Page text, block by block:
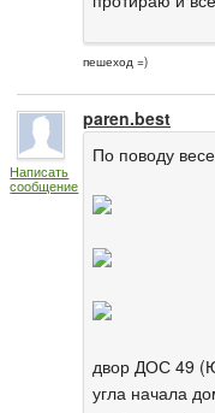
пешеход =)
Написать
сообщение
paren.best
По поводу
двор ДОС 49
угла начала